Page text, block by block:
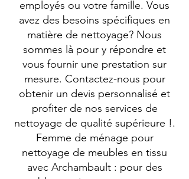
employés ou votre famille. Vous
avez des besoins spécifiques en
matière de nettoyage? Nous
sommes là pour y répondre et
vous fournir une prestation sur
mesure. Contactez-nous pour
obtenir un devis personnalisé et
profiter de nos services de
nettoyage de qualité supérieure !.
Femme de ménage pour
nettoyage de meubles en tissu
avec Archambault : pour des